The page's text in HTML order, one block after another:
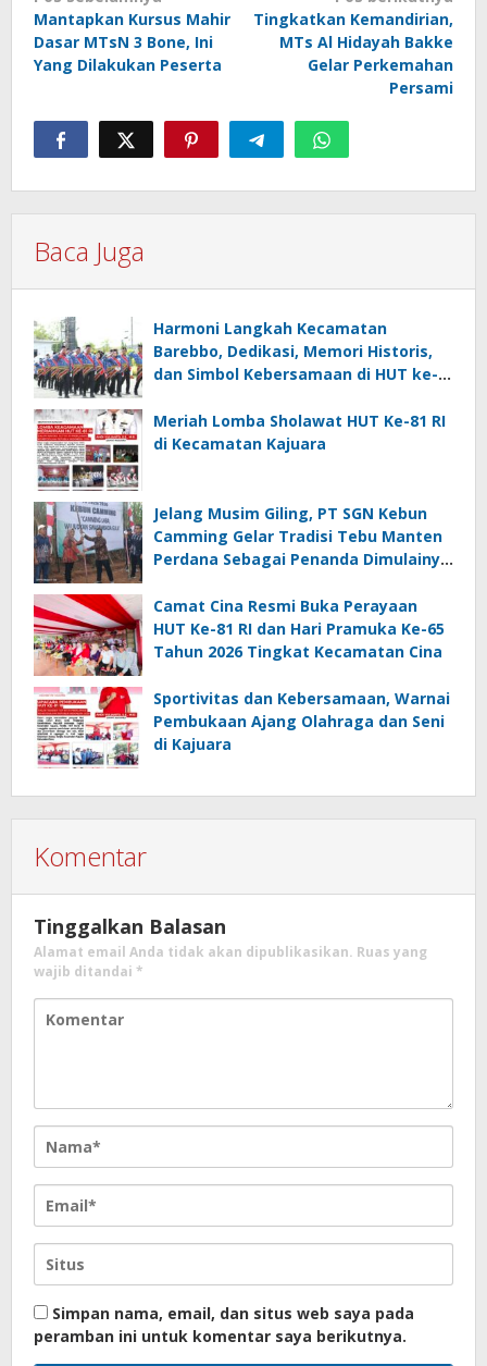
pos
Mantapkan Kursus Mahir
Dasar MTsN 3 Bone, Ini
Yang Dilakukan Peserta
Tingkatkan Kemandirian,
MTs Al Hidayah Bakke
Gelar Perkemahan
Persami
Baca Juga
Harmoni Langkah Kecamatan
Barebbo, Dedikasi, Memori Historis,
dan Simbol Kebersamaan di HUT ke-
Meriah Lomba Sholawat HUT Ke-81 RI
di Kecamatan Kajuara
Jelang Musim Giling, PT SGN Kebun
Camming Gelar Tradisi Tebu Manten
Perdana Sebagai Penanda Dimulainya
Camat Cina Resmi Buka Perayaan
HUT Ke-81 RI dan Hari Pramuka Ke-65
Tahun 2026 Tingkat Kecamatan Cina
Sportivitas dan Kebersamaan, Warnai
Pembukaan Ajang Olahraga dan Seni
di Kajuara
Komentar
Tinggalkan Balasan
Alamat email Anda tidak akan dipublikasikan. Ruas yang
wajib ditandai *
Simpan nama, email, dan situs web saya pada
peramban ini untuk komentar saya berikutnya.